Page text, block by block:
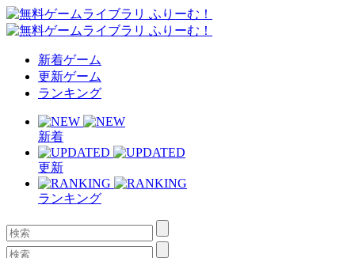
新着ゲーム
更新ゲーム
ランキング
新着
更新
ランキング